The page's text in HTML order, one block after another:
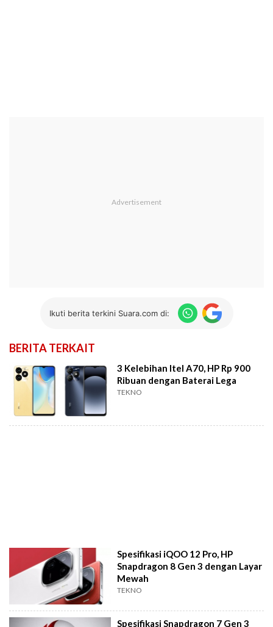
Ikuti berita terkini Suara.com di:
BERITA TERKAIT
3 Kelebihan Itel A70, HP Rp 900
Ribuan dengan Baterai Lega
TEKNO
Spesifikasi iQOO 12 Pro, HP
Snapdragon 8 Gen 3 dengan Layar
Mewah
TEKNO
Spesifikasi Snapdragon 7 Gen 3